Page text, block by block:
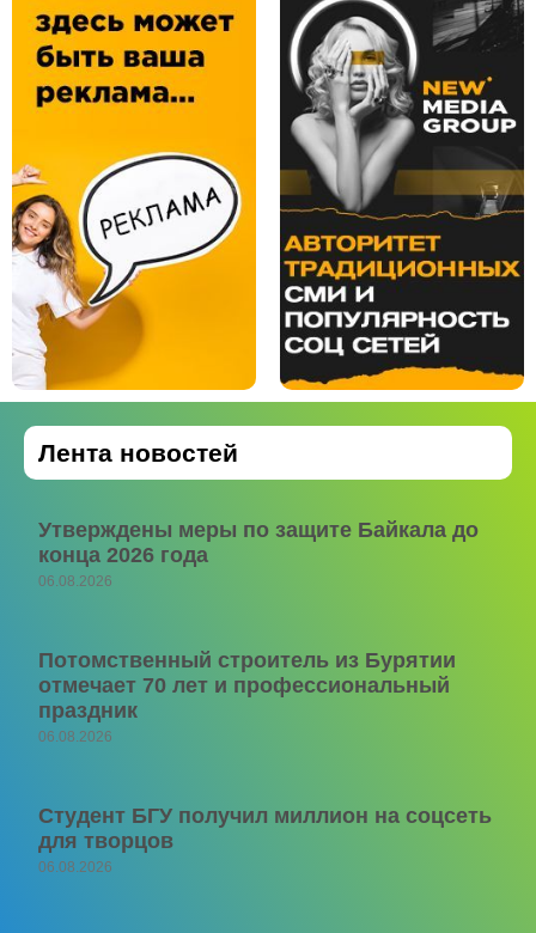
Лента новостей
Утверждены меры по защите Байкала до
конца 2026 года
06.08.2026
Потомственный строитель из Бурятии
отмечает 70 лет и профессиональный
праздник
06.08.2026
Студент БГУ получил миллион на соцсеть
для творцов
06.08.2026